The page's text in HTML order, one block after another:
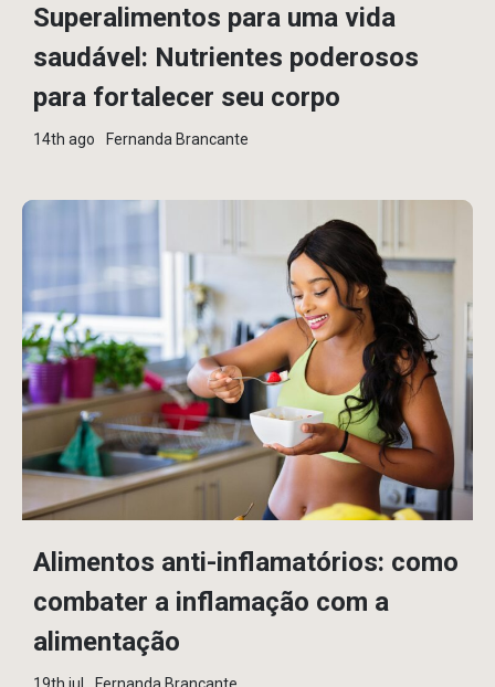
Superalimentos para uma vida
saudável: Nutrientes poderosos
para fortalecer seu corpo
14th ago Fernanda Brancante
Alimentos anti-inflamatórios: como
combater a inflamação com a
alimentação